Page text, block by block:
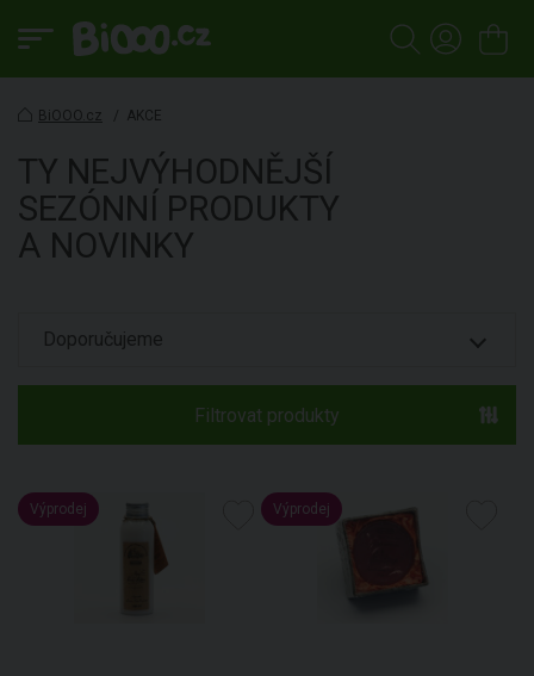
BiOOO.cz / AKCE
TY NEJVÝHODNĚJŠÍ
SEZÓNNÍ PRODUKTY
A NOVINKY
Filtrovat produkty
Výprodej Výprodej